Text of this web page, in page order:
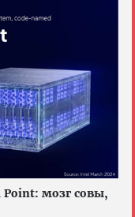
мозг совы,